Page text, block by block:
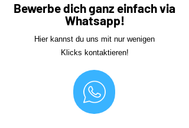
Bewerbe dich ganz einfach via
Whatsapp!
Hier kannst du uns mit nur wenigen
Klicks kontaktieren!